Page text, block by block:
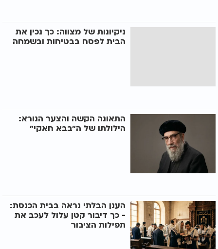
ניקיונות של מצווה: כך נכין את
הבית לפסח בבטיחות ובשמחה
התאונה הקשה והצער הנורא:
הילולתו של ה"בבא חאקי"
הענן הבלתי נראה בבית הכנסת:
- כך דיבור קטן עלול לעכב את
תפילות הציבור